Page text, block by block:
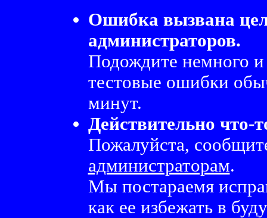
Ошибка вызвана
администраторов.
Подождите немного
тестовые ошибки
минут.
Действительно что-
Пожалуйста,
администраторам.
Мы постараемя
как ее избежать в